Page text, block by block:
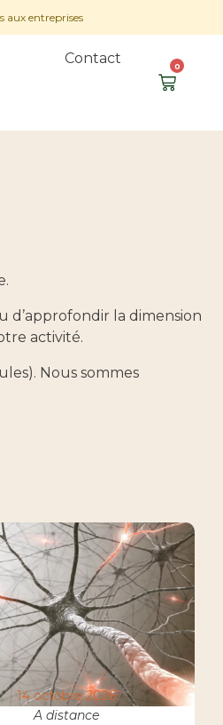
aux entreprises
Contact 0
d’approfondir la dimension
activité.
Nous sommes
14 octobre 2026
A distance